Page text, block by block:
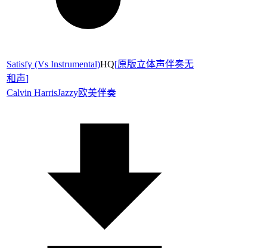
Satisfy (Vs Instrumental)HQ[原版立体声伴奏无
和声]
Calvin HarrisJazzy欧美伴奏